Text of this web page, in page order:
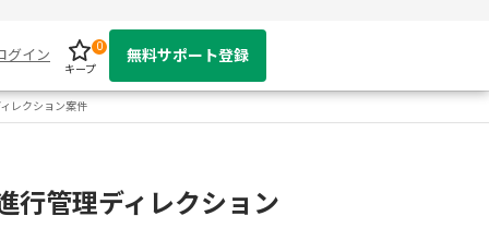
グイン
キープ
0
無料サポート登録
レクション案件
行管理ディレクション